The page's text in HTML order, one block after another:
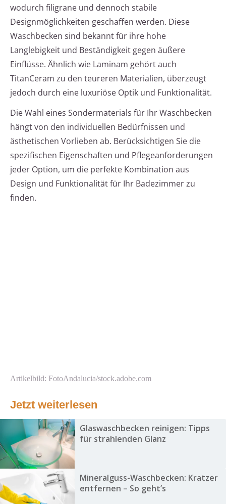
wodurch filigrane und dennoch stabile
Designmöglichkeiten geschaffen werden. Diese
Waschbecken sind bekannt für ihre hohe
Langlebigkeit und Beständigkeit gegen äußere
Einflüsse. Ähnlich wie Laminam gehört auch
TitanCeram zu den teureren Materialien, überzeugt
jedoch durch eine luxuriöse Optik und Funktionalität.
Die Wahl eines Sondermaterials für Ihr Waschbecken
hängt von den individuellen Bedürfnissen und
ästhetischen Vorlieben ab. Berücksichtigen Sie die
spezifischen Eigenschaften und Pflegeanforderungen
jeder Option, um die perfekte Kombination aus
Design und Funktionalität für Ihr Badezimmer zu
finden.
Artikelbild: FotoAndalucia/stock.adobe.com
Jetzt weiterlesen
Glaswaschbecken reinigen: Tipps
für strahlenden Glanz
Mineralguss-Waschbecken: Kratzer
entfernen – So geht’s